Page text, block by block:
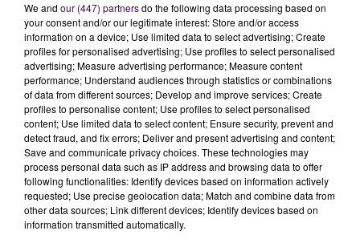
We and our (447) partnersdo the following data processing based on
your consent and/or our legitimate interest: Store and/or access
information on a device; Use limited data to select advertising; Create
profiles for personalised advertising; Use profiles to select personalised
advertising; Measure advertising performance; Measure content
performance; Understand audiences through statistics or combinations
of data from different sources; Develop and improve services; Create
profiles to personalise content; Use profiles to select personalised
content; Use limited data to select content; Ensure security, prevent and
detect fraud, and fix errors; Deliver and present advertising and content;
Save and communicate privacy choices. These technologies may
process personal data such as IP address and browsing data to offer
following functionalities: Identify devices based on information actively
requested; Use precise geolocation data; Match and combine data from
other data sources; Link different devices; Identify devices based on
information transmitted automatically.